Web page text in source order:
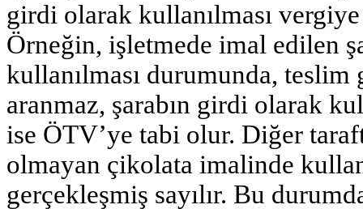
girdi olarak kullanılması
Örneğin, işletmede imal edilen
kullanılması durumunda,
aranmaz, şarabın girdi olarak
ise ÖTV’ye tabi olur. Diğer
olmayan çikolata imalinde
gerçekleşmiş sayılır. Bu